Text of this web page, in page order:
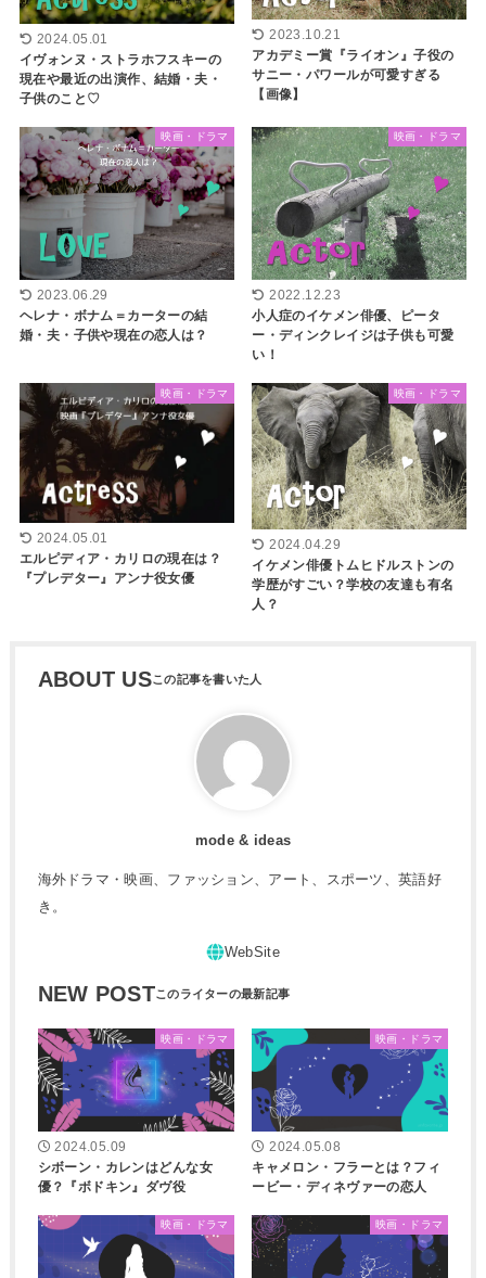
2024.05.01
イヴォンヌ・ストラホフスキーの
現在や最近の出演作、結婚・夫・
子供のこと♡
2023.10.21
アカデミー賞『ライオン』子役の
サニー・パワールが可愛すぎる
【画像】
映画・ドラマ
2023.06.29
ヘレナ・ボナム＝カーターの結
婚・夫・子供や現在の恋人は？
映画・ドラマ
2022.12.23
小人症のイケメン俳優、ピータ
ー・ディンクレイジは子供も可愛
い！
映画・ドラマ
2024.05.01
エルピディア・カリロの現在は？
『プレデター』アンナ役女優
映画・ドラマ
2024.04.29
イケメン俳優トムヒドルストンの
学歴がすごい？学校の友達も有名
人？
ABOUT US
mode & ideas
海外ドラマ・映画、ファッション、アート、スポーツ、英語好
き。
NEW POST
映画・ドラマ
2024.05.09
シボーン・カレンはどんな女
優？『ボドキン』ダヴ役
映画・ドラマ
2024.05.08
キャメロン・フラーとは？フィ
ービー・ディネヴァーの恋人
映画・ドラマ 映画・ドラマ